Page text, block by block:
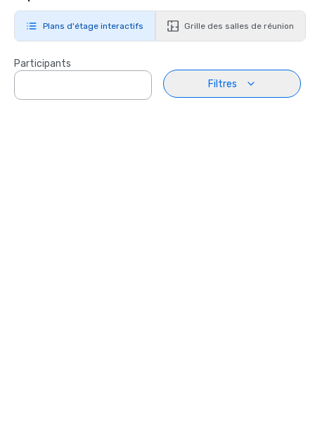
Plans d'étage interactifs Grille des salles de réunion
Participants
Filtres